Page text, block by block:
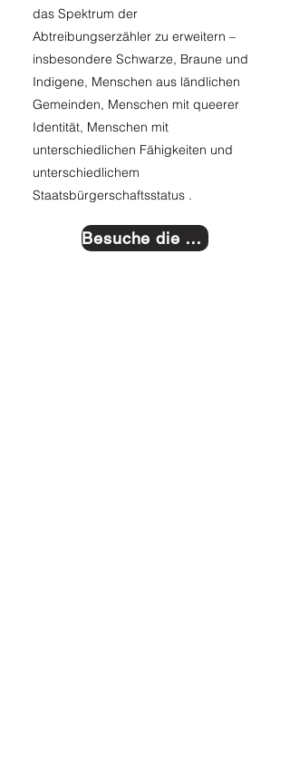
das Spektrum der
Abtreibungserzähler zu erweitern –
insbesondere Schwarze, Braune und
Indigene, Menschen aus ländlichen
Gemeinden, Menschen mit queerer
Identität, Menschen mit
unterschiedlichen Fähigkeiten und
unterschiedlichem
Staatsbürgerschaftsstatus .
Besuche die Website